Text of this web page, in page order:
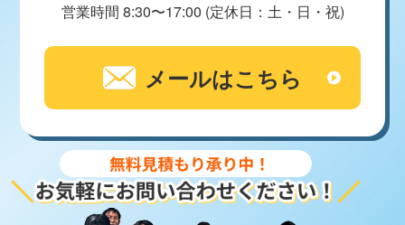
営業時間 8:30〜17:00 (定休日：土・日・祝)
メールはこちら